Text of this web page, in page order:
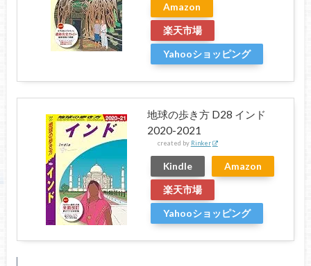
Amazon
楽天市場
Yahooショッピング
地球の歩き方 D28 インド
2020-2021
created by Rinker
Kindle
Amazon
楽天市場
Yahooショッピング